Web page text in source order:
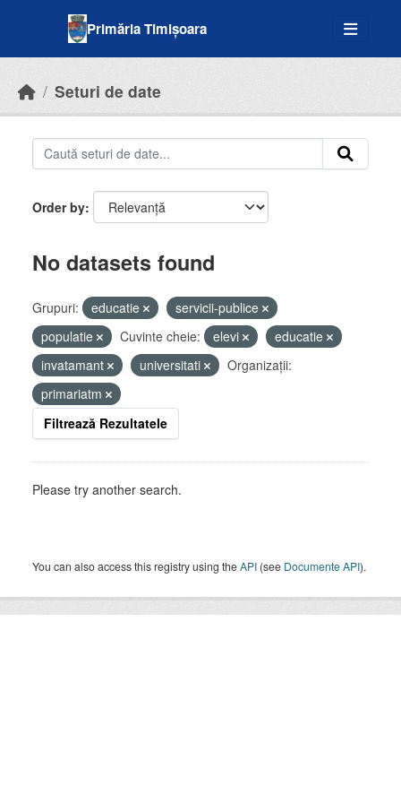
Primăria Timișoara
Seturi de date
Order by
No datasets found
Grupuri: educatie
servicii-publice
populatie
Cuvinte cheie: elevi
educatie
invatamant
universitati
Organizații:
primariatm
Filtrează Rezultatele
Please try another search.
You can also access this registry using theAPI (see Documente API).